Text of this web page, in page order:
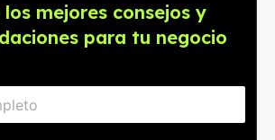
los mejores consejos y
para tu negocio